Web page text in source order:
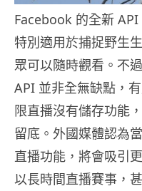
Facebook 的全新 API
特別適用於捕捉野生
眾可以隨時觀看。不
API 並非全無缺點，
限直播沒有儲存功能
留底。外國媒體認為
直播功能，將會吸引
以長時間直播賽事，